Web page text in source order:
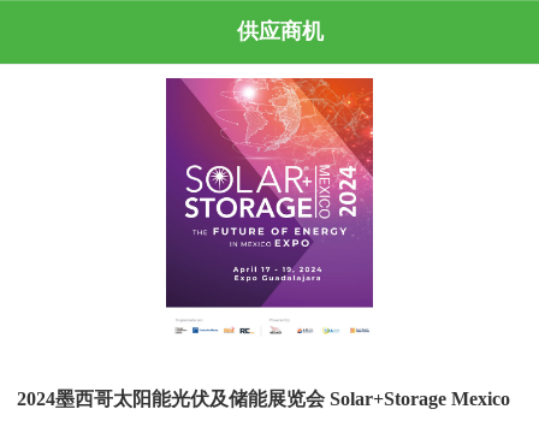
供应商机
2024墨西哥太阳能光伏及储能展览会 Solar+Storage Mexico